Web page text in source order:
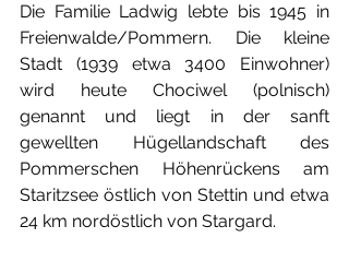
Die Familie Ladwig lebte bis 1945 in
Freienwalde/Pommern. Die kleine
Stadt (1939 etwa 3400 Einwohner)
wird heute Chociwel (polnisch)
genannt und liegt in der sanft
gewellten Hügellandschaft des
Pommerschen Höhenrückens am
Staritzsee östlich von Stettin und etwa
24 km nordöstlich von Stargard.